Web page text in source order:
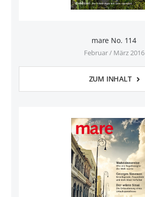
mare No. 114
Februar / März 2016
ZUM INHALT